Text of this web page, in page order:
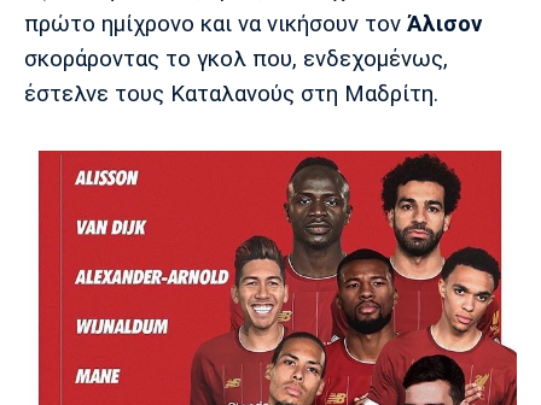
πρώτο ημίχρονο και να νικήσουν τον Άλισον
σκοράροντας το γκολ που, ενδεχομένως,
έστελνε τους Καταλανούς στη Μαδρίτη.